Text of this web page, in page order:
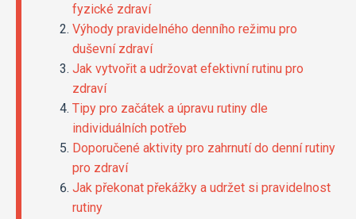
fyzické zdraví
Výhody pravidelného denního režimu pro
duševní zdraví
Jak vytvořit a udržovat efektivní rutinu pro
zdraví
Tipy pro začátek a úpravu rutiny dle
individuálních potřeb
Doporučené aktivity pro zahrnutí do denní rutiny
pro zdraví
Jak překonat překážky a udržet si pravidelnost
rutiny